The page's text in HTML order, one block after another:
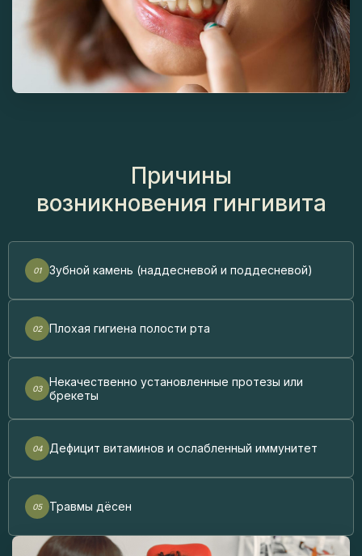
Причины
возникновения гингивита
Зубной камень (наддесневой и поддесневой)
Плохая гигиена полости рта
Некачественно установленные протезы или
брекеты
Дефицит витаминов и ослабленный иммунитет
Травмы дёсен